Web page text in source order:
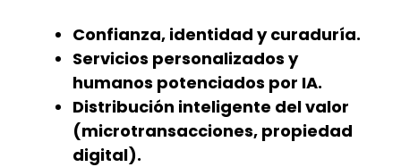
Confianza, identidad y curaduría.
Servicios personalizados y
humanos potenciados por IA.
Distribución inteligente del valor
(microtransacciones, propiedad
digital).